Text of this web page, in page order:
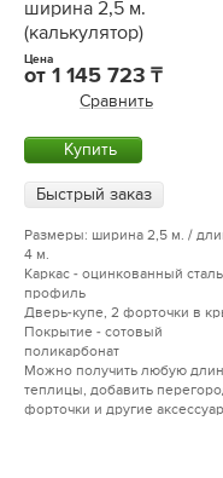
ширина 2,5 м.
(калькулятор)
Цена
от 1 145 723
Сравнить
Купить
Быстрый заказ
Размеры: ширина 2,5 м. /
4 м.
Каркас - оцинкованный
профиль
Дверь-купе, 2 форточки в
Покрытие - сотовый
поликарбонат
Можно получить любую
теплицы, добавить
форточки и другие